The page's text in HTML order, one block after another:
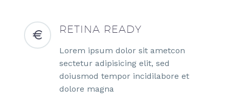
RETINA READY
Lorem ipsum dolor sit ametcon
sectetur adipisicing elit, sed
doiusmod tempor incidilabore et
dolore magna